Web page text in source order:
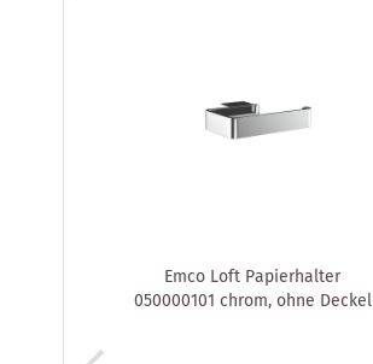
Emco Loft Papierhalter
050000101 chrom, ohne Deckel